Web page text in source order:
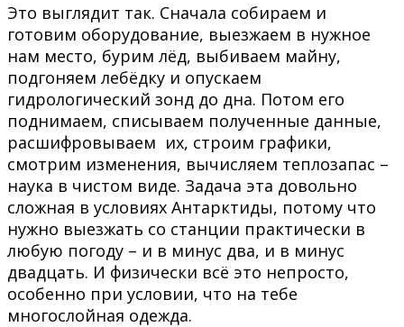
Это выглядит так. Сначала собираем и
готовим оборудование, выезжаем в нужное
нам место, бурим лёд, выбиваем майну,
подгоняем лебёдку и опускаем
гидрологический зонд до дна. Потом его
поднимаем, списываем полученные данные,
расшифровываем их, строим графики,
смотрим изменения, вычисляем теплозапас –
наука в чистом виде. Задача эта довольно
сложная в условиях Антарктиды, потому что
нужно выезжать со станции практически в
любую погоду – и в минус два, и в минус
двадцать. И физически всё это непросто,
особенно при условии, что на тебе
многослойная одежда.